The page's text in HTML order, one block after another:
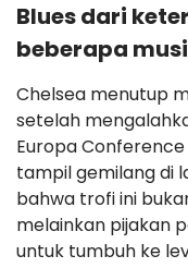
Blues dari
beberapa
Chelsea menutup
setelah
Europa Conference
tampil gemilang di
bahwa trofi ini
melainkan pijakan
untuk tumbuh ke